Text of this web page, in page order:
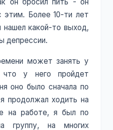
этим. Более 10-ти лет
нашел какой-то выход,
депрессии.
может занять у
у него пройдет
оно было сначала по
продолжал ходить на
на работе, я был по
группу, на многих